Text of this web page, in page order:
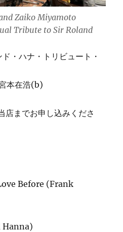
Zaiko Miyamoto
Tribute to Sir Roland
・ハナ・トリビュート・
本在浩(b)
店までお申し込みくださ
Before (Frank
Hanna)